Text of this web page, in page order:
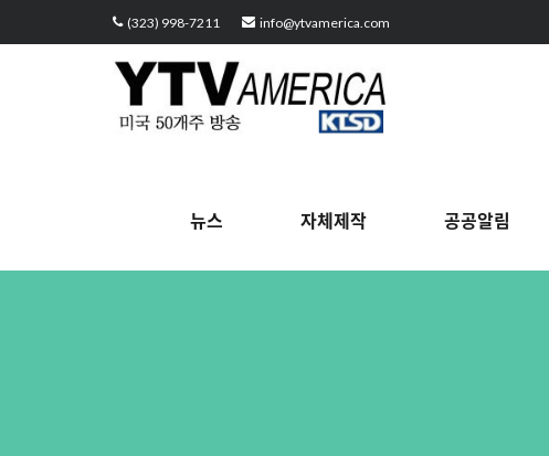
(323) 998-7211 info@ytvamerica.com
뉴스 자체제작 공공알림